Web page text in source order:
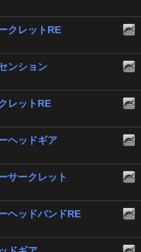
クレットRE
ンション
レットRE
ヘッドギア
サークレット
ヘッドバンドRE